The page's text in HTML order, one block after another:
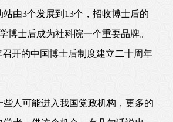
由3个发展到13个，招收博士后的
士后成为社科院一个重要品牌。
开的中国博士后制度建立二十周年
人可能进入我国党政机构，更多的